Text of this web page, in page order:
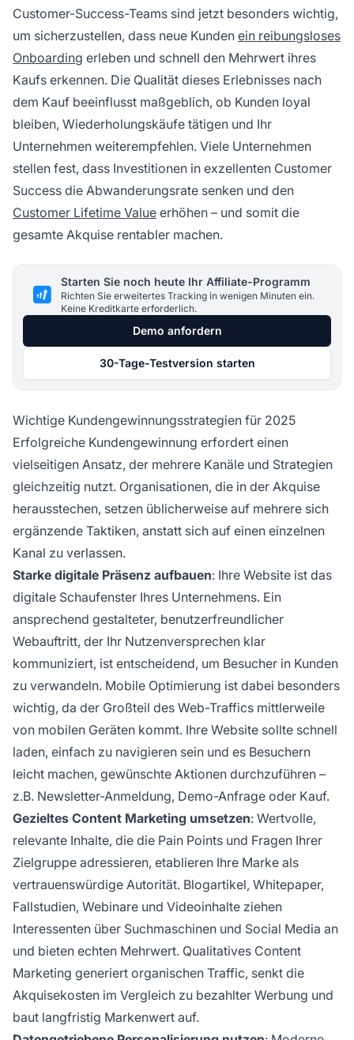
Customer-Success-Teams sind jetzt besonders wichtig,
um sicherzustellen, dass neue Kunden ein reibungsloses
Onboarding erleben und schnell den Mehrwert ihres
Kaufs erkennen. Die Qualität dieses Erlebnisses nach
dem Kauf beeinflusst maßgeblich, ob Kunden loyal
bleiben, Wiederholungskäufe tätigen und Ihr
Unternehmen weiterempfehlen. Viele Unternehmen
stellen fest, dass Investitionen in exzellenten Customer
Success die Abwanderungsrate senken und den
Customer Lifetime Value erhöhen – und somit die
gesamte Akquise rentabler machen.
Starten Sie noch heute Ihr Affiliate-Programm
Richten Sie erweitertes Tracking in wenigen Minuten ein.
Keine Kreditkarte erforderlich.
Demo anfordern
30-Tage-Testversion starten
Wichtige Kundengewinnungsstrategien für 2025
Erfolgreiche Kundengewinnung erfordert einen
vielseitigen Ansatz, der mehrere Kanäle und Strategien
gleichzeitig nutzt. Organisationen, die in der Akquise
herausstechen, setzen üblicherweise auf mehrere sich
ergänzende Taktiken, anstatt sich auf einen einzelnen
Kanal zu verlassen.
Starke digitale Präsenz aufbauen: Ihre Website ist das
digitale Schaufenster Ihres Unternehmens. Ein
ansprechend gestalteter, benutzerfreundlicher
Webauftritt, der Ihr Nutzenversprechen klar
kommuniziert, ist entscheidend, um Besucher in Kunden
zu verwandeln. Mobile Optimierung ist dabei besonders
wichtig, da der Großteil des Web-Traffics mittlerweile
von mobilen Geräten kommt. Ihre Website sollte schnell
laden, einfach zu navigieren sein und es Besuchern
leicht machen, gewünschte Aktionen durchzuführen –
z.B. Newsletter-Anmeldung, Demo-Anfrage oder Kauf.
Gezieltes Content Marketing umsetzen: Wertvolle,
relevante Inhalte, die die Pain Points und Fragen Ihrer
Zielgruppe adressieren, etablieren Ihre Marke als
vertrauenswürdige Autorität. Blogartikel, Whitepaper,
Fallstudien, Webinare und Videoinhalte ziehen
Interessenten über Suchmaschinen und Social Media an
und bieten echten Mehrwert. Qualitatives Content
Marketing generiert organischen Traffic, senkt die
Akquisekosten im Vergleich zu bezahlter Werbung und
baut langfristig Markenwert auf.